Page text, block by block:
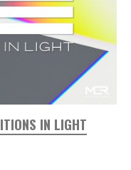
IN LIGHT